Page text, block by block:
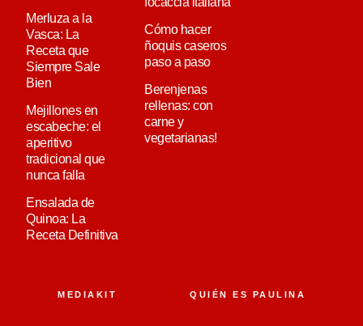
Merluza a la
Vasca: La
Receta que
Siempre Sale
Bien
Mejillones en
escabeche: el
aperitivo
tradicional que
nunca falla
Ensalada de
Quinoa: La
Receta Definitiva
Cómo hacer
ñoquis caseros
paso a paso
Berenjenas
rellenas: con
carne y
vegetarianas!
MEDIAKIT QUIÉN ES PAULINA